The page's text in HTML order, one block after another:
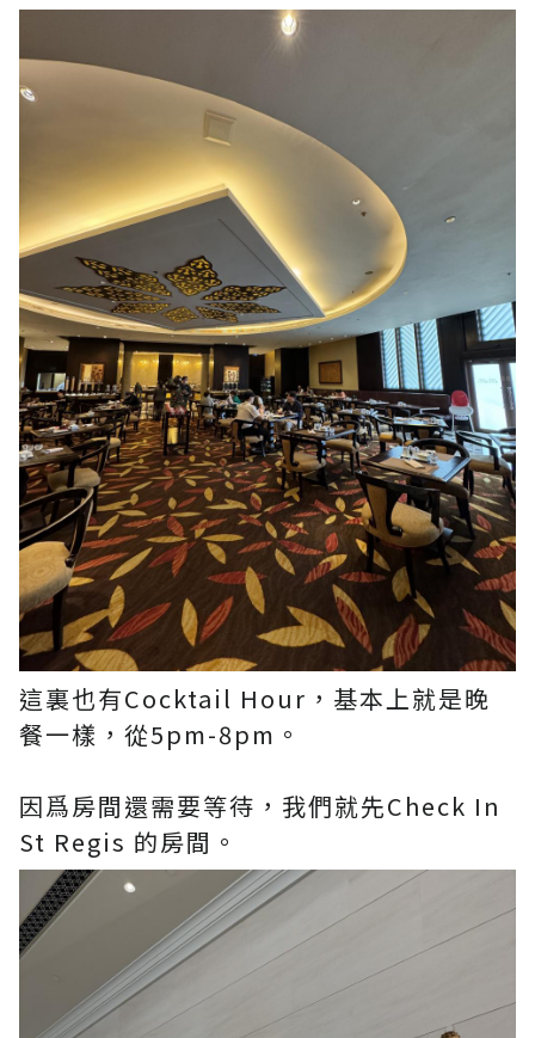
這裏也有Cocktail Hour，基本上就是晚
餐一樣，從5pm-8pm。
因爲房間還需要等待，我們就先Check In
St Regis 的房間。